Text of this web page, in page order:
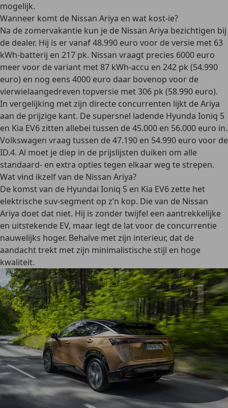
mogelijk.
Wanneer komt de Nissan Ariya en wat kost-ie?
Na de zomervakantie kun je de Nissan Ariya bezichtigen bij
de dealer. Hij is er vanaf 48.990 euro voor de versie met 63
kWh-batterij en 217 pk. Nissan vraagt precies 6000 euro
meer voor de variant met 87 kWh-accu en 242 pk (54.990
euro) en nog eens 4000 euro daar bovenop voor de
vierwielaangedreven topversie met 306 pk (58.990 euro).
In vergelijking met zijn directe concurrenten lijkt de Ariya
aan de prijzige kant. De supersnel ladende Hyunda Ioniq 5
en Kia EV6 zitten allebei tussen de 45.000 en 56.000 euro in.
Volkswagen vraag tussen de 47.190 en 54.990 euro voor de
ID.4. Al moet je diep in de prijslijsten duiken om alle
standaard- en extra opties tegen elkaar weg te strepen.
Wat vind ikzelf van de Nissan Ariya?
De komst van de Hyundai Ioniq 5 en Kia EV6 zette het
elektrische suv-segment op z’n kop. Die van de Nissan
Ariya doet dat niet. Hij is zonder twijfel een aantrekkelijke
en uitstekende EV, maar legt de lat voor de concurrentie
nauwelijks hoger. Behalve met zijn interieur, dat de
aandacht trekt met zijn minimalistische stijl en hoge
kwaliteit.